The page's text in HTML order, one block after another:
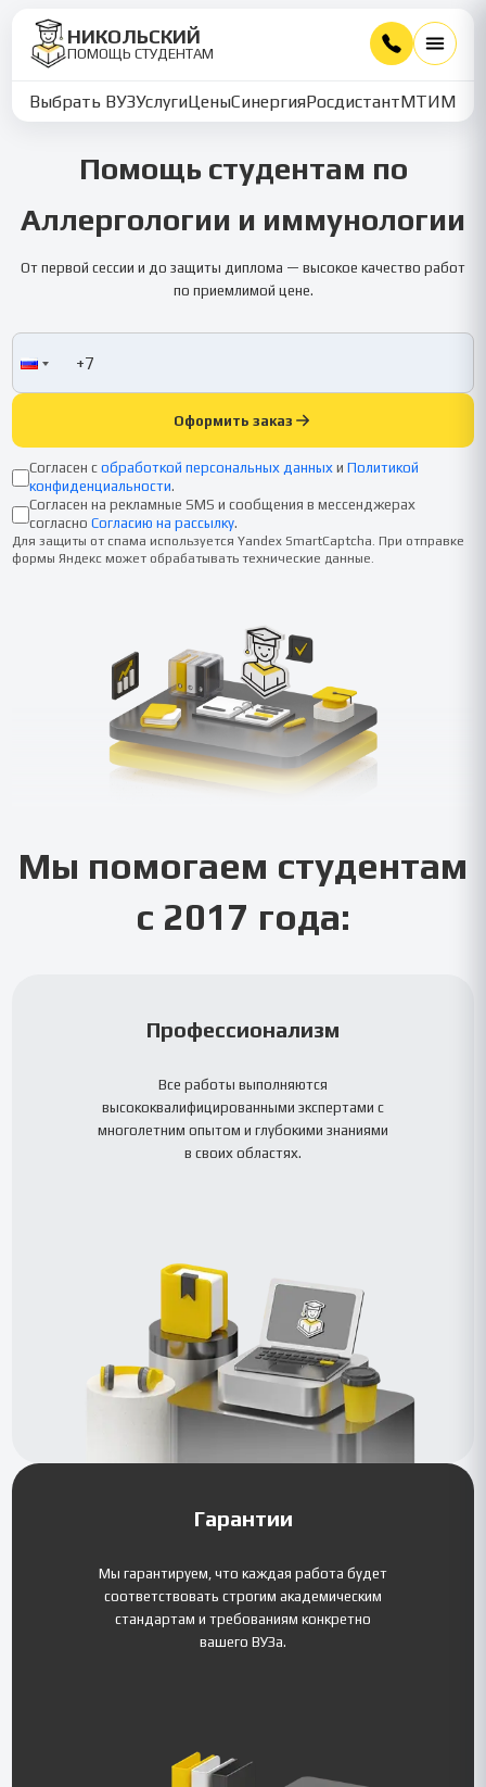
НИКОЛЬСКИЙ
ПОМОЩЬ СТУДЕНТАМ
Выбрать ВУЗУслугиЦеныСинергияРосдистантМТИММУ
Помощь студентам по
Аллергологии и иммунологии
От первой сессии и до защиты диплома — высокое качество работ
по приемлимой цене.
Оформить заказ
Согласен с обработкой персональных данных и Политикой
конфиденциальности.
Согласен на рекламные SMS и сообщения в мессенджерах
согласно Согласию на рассылку.
Для защиты от спама используется Yandex SmartCaptcha. При отправке
формы Яндекс может обрабатывать технические данные.
Мы помогаем студентам
с 2017 года:
Профессионализм
Все работы выполняются
высококвалифицированными экспертами с
многолетним опытом и глубокими знаниями
в своих областях.
Гарантии
Мы гарантируем, что каждая работа будет
соответствовать строгим академическим
стандартам и требованиям конкретно
вашего ВУЗа.